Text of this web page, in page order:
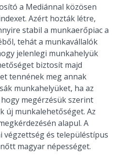
a Mediánnal közösen
Azért hozták létre,
stabil a munkaerőpiac a
tehát a munkavállalók
jelenlegi munkahelyük
biztosít majd
tennének meg annak
munkahelyüket, ha az
megérzésük szerint
új munkalehetőséget. Az
alapul. A
végzettség és településtípus
magyar népességet.